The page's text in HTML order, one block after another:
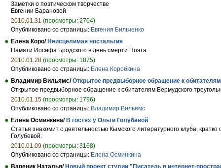
Заметки о поэтическом творчестве
Евгении Барановой
2010.01.31 (просмотры: 2704)
Опубликовано со страницы: Евгения Бильченко
Елена Коро/ Неисцелимая ностальгия
Памяти Иосифа Бродского в день смерти Поэта
2010.01.28 (просмотры: 1875)
Опубликовано со страницы: Елена Коробкина
Владимир Вильямс/Открытое предвыборное обращение к
Открытое предвыборное обращение к обитателям Бермудского
2010.01.15 (просмотры: 1796)
Опубликовано со страницы: Владимир Вильямс
Елена Осминкина/ В гостях у Ольги Голубевой
Статья знакомит с деятельностью Кымского литературного клуба,
Голубевой.
2010.01.09 (просмотры: 3168)
Опубликовано со страницы: Елена Осминкина
Вареник Наталья/ Новый проект студии "Писатель в интернет-